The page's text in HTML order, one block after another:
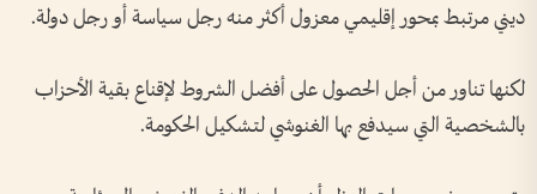
ديني مرتبط بمحور إقليمي معزول أكثر منه رجل سياسة أو رجل دولة.
لكنها تناور من أجل الحصول على أفضل الشروط لإقناع بقية الأحزاب
بالشخصية التي سيدفع بها الغنوشي لتشكيل الحكومة.